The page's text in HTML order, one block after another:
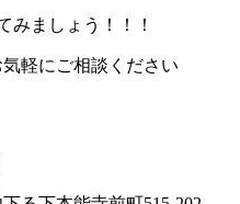
みましょう！！！
軽にご相談ください